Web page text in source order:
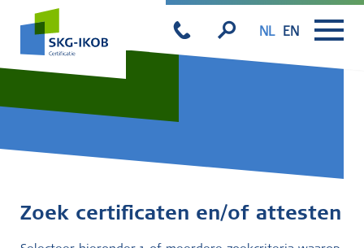
NL EN
Zoek certificaten en/of attesten